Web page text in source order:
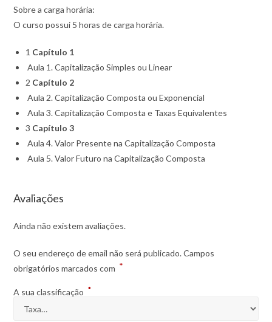
Sobre a carga horária:
O curso possui 5 horas de carga horária.
1 Capítulo 1
Aula 1. Capitalização Simples ou Linear
2 Capítulo 2
Aula 2. Capitalização Composta ou Exponencial
Aula 3. Capitalização Composta e Taxas Equivalentes
3 Capítulo 3
Aula 4. Valor Presente na Capitalização Composta
Aula 5. Valor Futuro na Capitalização Composta
Avaliações
Ainda não existem avaliações.
O seu endereço de email não será publicado. Campos
obrigatórios marcados com *
A sua classificação *